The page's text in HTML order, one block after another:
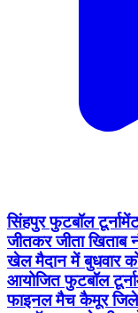
सिंहपुर फुटबॉल
जीतकर जीता खिताब
खेल मैदान में बुधवार
आयोजित फुटबॉल
फाइनल मैच कैमूर जिले